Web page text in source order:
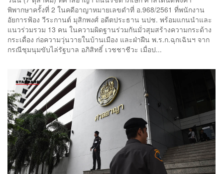
พิพากษาครั้งที่ 2 ในคดีอาญาหมายเลขดำที่ อ.968/2561 ที่พนักงาน
อัยการฟ้อง วีระกานต์ มุสิกพงศ์ อดีตประธาน นปช. พร้อมแกนนำและ
แนวร่วมรวม 13 คน ในความผิดฐานร่วมกันมั่วสุมสร้างความกระด้าง
กระเดื่อง ก่อความวุ่นวายในบ้านเมือง และฝ่าฝืน พ.ร.ก.ฉุกเฉินฯ จาก
กรณีชุมนุมขับไล่รัฐบาล อภิสิทธิ์ เวชชาชีวะ เมื่อป...